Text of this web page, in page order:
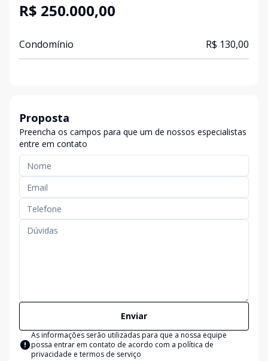
R$ 250.000,00
Condomínio R$ 130,00
Proposta
Preencha os campos para que um de nossos especialistas
entre em contato
Enviar
As informações serão utilizadas para que a nossa equipe
possa entrar em contato de acordo com a política de
privacidade e termos de serviço